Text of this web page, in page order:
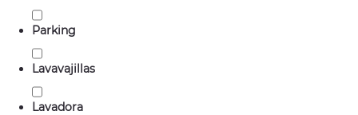
Parking
Lavavajillas
Lavadora